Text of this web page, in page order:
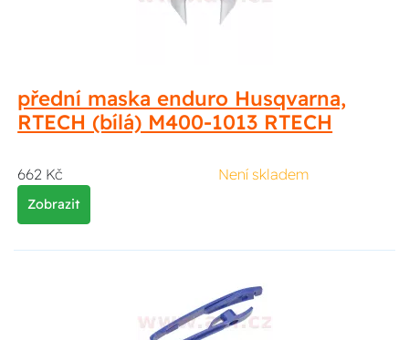
přední maska enduro Husqvarna,
RTECH (bílá) M400-1013 RTECH
662 Kč Není skladem
Zobrazit